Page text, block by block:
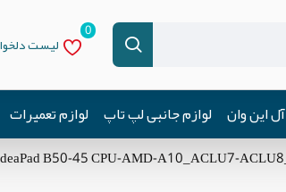
لیست
0
این وان لوازم جانبی لپ تاپ لوازم تعمیرات